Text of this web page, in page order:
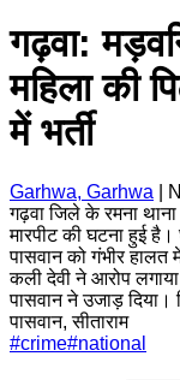
गढ़वा:
महिला की
में भर्ती
Garhwa, Garhwa
गढ़वा जिले के रमना
मारपीट की घटना हुई
पासवान को गंभीर हालत
कली देवी ने आरोप
पासवान ने उजाड़
पासवान, सीताराम
#crime#national